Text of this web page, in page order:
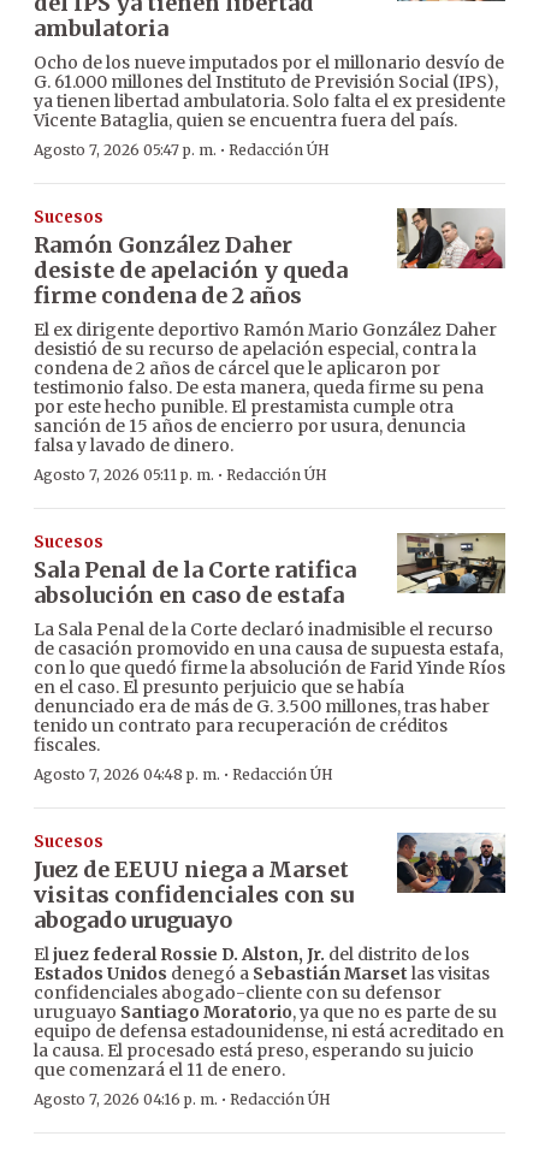
ambulatoria
Ocho de los nueve imputados por el millonario desvío de
G. 61.000 millones del Instituto de Previsión Social (IPS),
ya tienen libertad ambulatoria. Solo falta el ex presidente
Vicente Bataglia, quien se encuentra fuera del país.
Agosto 7, 2026 05:47 p. m. · Redacción ÚH
Sucesos
Ramón González Daher
desiste de apelación y queda
firme condena de 2 años
El ex dirigente deportivo Ramón Mario González Daher
desistió de su recurso de apelación especial, contra la
condena de 2 años de cárcel que le aplicaron por
testimonio falso. De esta manera, queda firme su pena
por este hecho punible. El prestamista cumple otra
sanción de 15 años de encierro por usura, denuncia
falsa y lavado de dinero.
Agosto 7, 2026 05:11 p. m. · Redacción ÚH
Sucesos
Sala Penal de la Corte ratifica
absolución en caso de estafa
La Sala Penal de la Corte declaró inadmisible el recurso
de casación promovido en una causa de supuesta estafa,
con lo que quedó firme la absolución de Farid Yinde Ríos
en el caso. El presunto perjuicio que se había
denunciado era de más de G. 3.500 millones, tras haber
tenido un contrato para recuperación de créditos
fiscales.
Agosto 7, 2026 04:48 p. m. · Redacción ÚH
Sucesos
Juez de EEUU niega a Marset
visitas confidenciales con su
abogado uruguayo
Eljuez federal Rossie D. Alston, Jr. del distrito de los
Estados Unidos denegó a Sebastián Marset las visitas
confidenciales abogado-cliente con su defensor
uruguayo Santiago Moratorio, ya que no es parte de su
equipo de defensa estadounidense, ni está acreditado en
la causa. El procesado está preso, esperando su juicio
que comenzará el 11 de enero.
Agosto 7, 2026 04:16 p. m. · Redacción ÚH